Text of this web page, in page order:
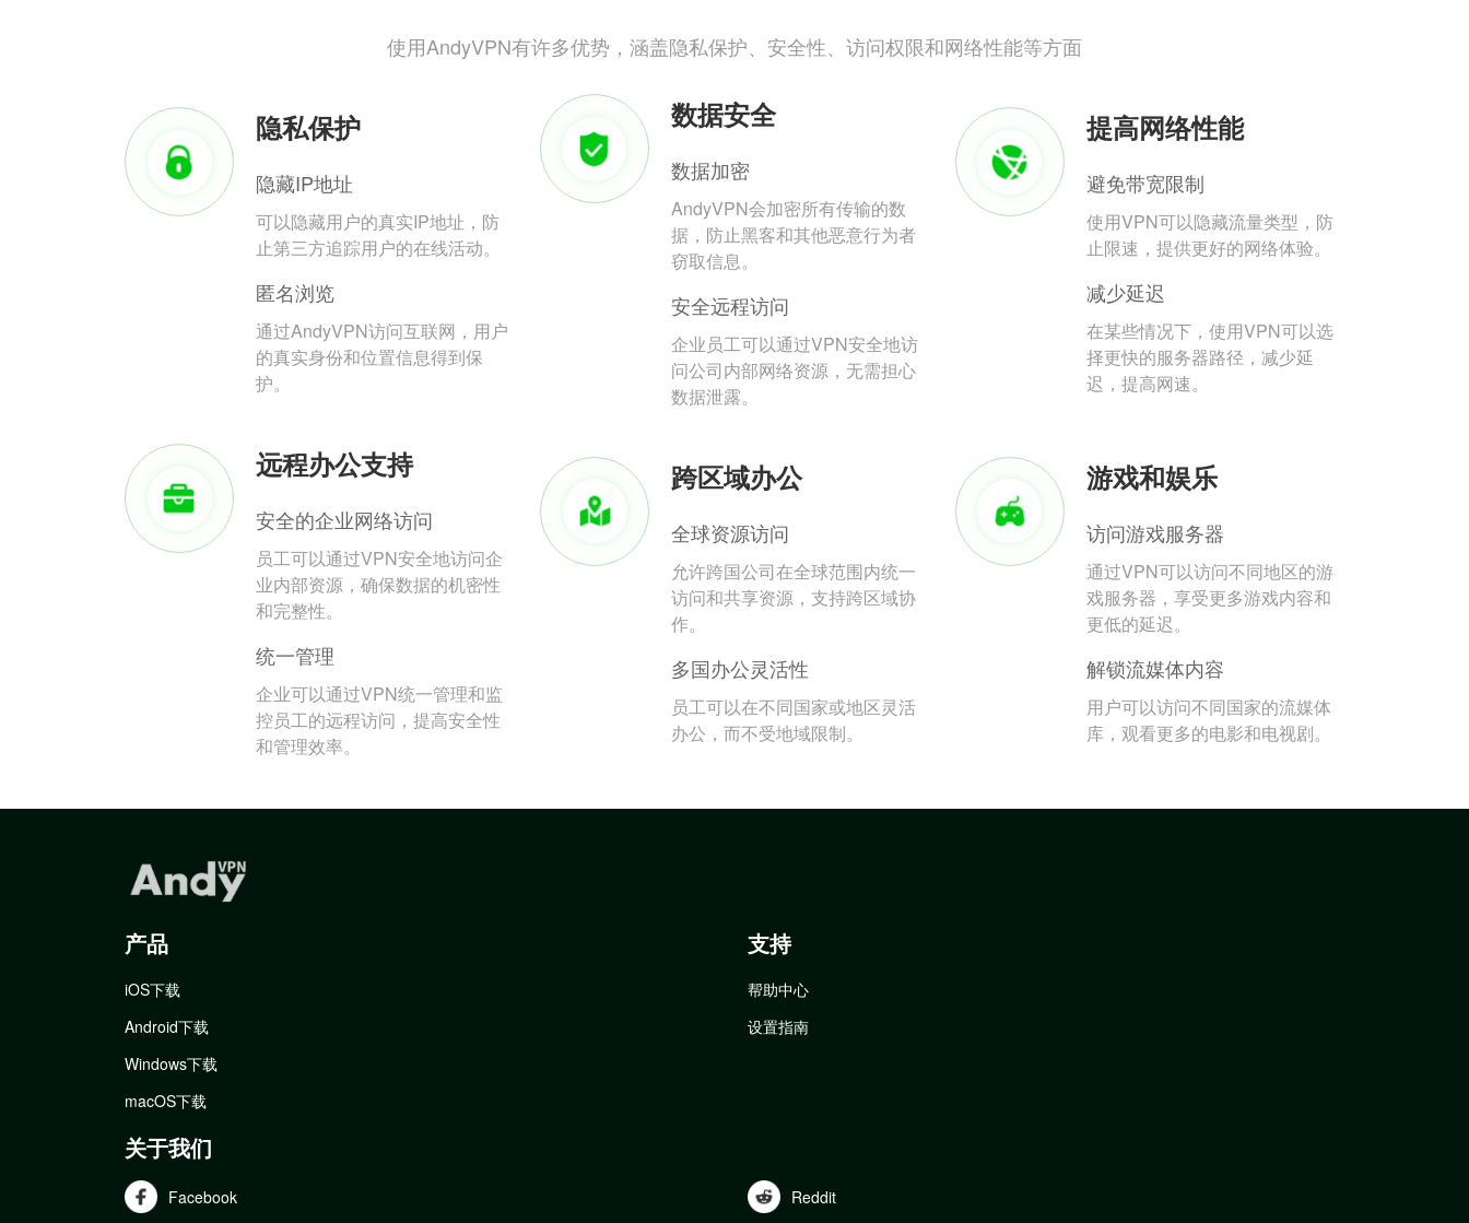
使用AndyVPN有许多优势，涵盖隐私保护、安全性、访问权限和网络性能等方面
隐私保护
隐藏IP地址
可以隐藏用户的真实IP地址，防
止第三方追踪用户的在线活动。
匿名浏览
通过AndyVPN访问互联网，用户
的真实身份和位置信息得到保
护。
数据安全
数据加密
AndyVPN会加密所有传输的数
据，防止黑客和其他恶意行为者
窃取信息。
安全远程访问
企业员工可以通过VPN安全地访
问公司内部网络资源，无需担心
数据泄露。
提高网络性能
避免带宽限制
使用VPN可以隐藏流量类型，防
止限速，提供更好的网络体验。
减少延迟
在某些情况下，使用VPN可以选
择更快的服务器路径，减少延
迟，提高网速。
远程办公支持
安全的企业网络访问
员工可以通过VPN安全地访问企
业内部资源，确保数据的机密性
和完整性。
统一管理
企业可以通过VPN统一管理和监
控员工的远程访问，提高安全性
和管理效率。
跨区域办公
全球资源访问
允许跨国公司在全球范围内统一
访问和共享资源，支持跨区域协
作。
多国办公灵活性
员工可以在不同国家或地区灵活
办公，而不受地域限制。
游戏和娱乐
访问游戏服务器
通过VPN可以访问不同地区的游
戏服务器，享受更多游戏内容和
更低的延迟。
解锁流媒体内容
用户可以访问不同国家的流媒体
库，观看更多的电影和电视剧。
产品
iOS下载
Android下载
Windows下载
macOS下载
支持
帮助中心
设置指南
关于我们
Facebook Reddit